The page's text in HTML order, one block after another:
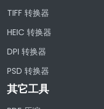
TIFF 转换器
HEIC 转换器
DPI 转换器
PSD 转换器
其它工具